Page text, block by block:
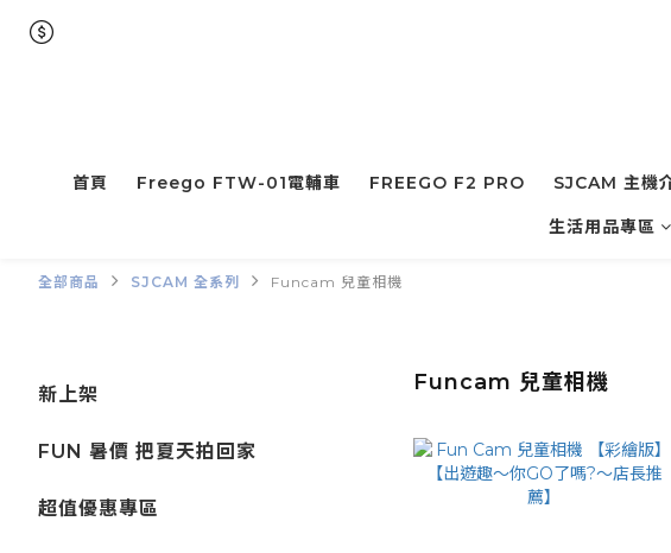
首頁 Freego FTW-01電輔車 FREEGO F2 PRO SJCAM 主機
生活用品專區
全部商品 SJCAM 全系列 Funcam 兒童相機
新上架
FUN 暑價 把夏天拍回家
超值優惠專區
Funcam 兒童相機